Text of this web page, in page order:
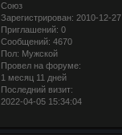
Союз
Зарегистрирован: 2010-12-27
Приглашений: 0
Сообщений: 4670
Пол: Мужской
Провел на форуме:
1 месяц 11 дней
Последний визит:
2022-04-05 15:34:04